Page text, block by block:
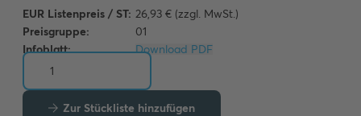
EUR Listenpreis / ST: 26,93 € (zzgl. MwSt.)
Preisgruppe:
01
Infoblatt:
Download PDF
Zur Stückliste hinzufügen